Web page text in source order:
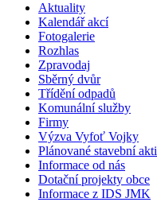
Aktuality
Kalendář akcí
Fotogalerie
Rozhlas
Zpravodaj
Sběrný dvůr
Třídění odpadů
Komunální služby
Firmy
Výzva Vyfoť Vojky
Plánované stavební
Informace od nás
Dotační projekty obce
Informace z IDS JMK